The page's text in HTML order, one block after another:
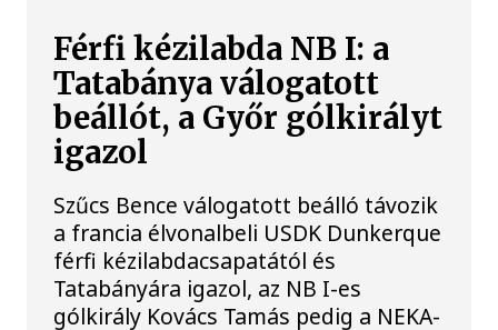
Férfi kézilabda NB I: a
Tatabánya válogatott
beállót, a Győr gólkirályt
igazol
Szűcs Bence válogatott beálló távozik
a francia élvonalbeli USDK Dunkerque
férfi kézilabdacsapatától és
Tatabányára igazol, az NB I-es
gólkirály Kovács Tamás pedig a NEKA-